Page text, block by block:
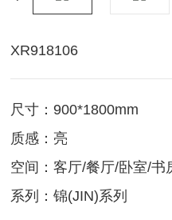
XR918106
尺寸：900*1800mm
质感：亮
空间：客厅/餐厅/卧室/书
系列：锦(JIN)系列